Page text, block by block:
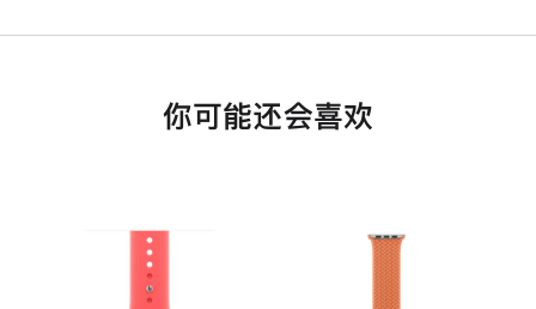
你可能还会喜欢